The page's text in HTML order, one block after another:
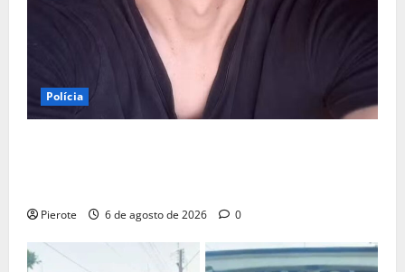
Polícia
Pierote 6 de agosto de 2026 0